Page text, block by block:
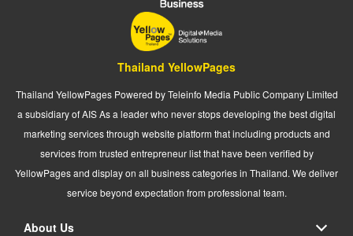
Thailand YellowPages
Thailand YellowPages Powered by Teleinfo Media Public Company Limited
a subsidiary of AIS As a leader who never stops developing the best digital
marketing services through website platform that including products and
services from trusted entrepreneur list that have been verified by
YellowPages and display on all business categories in Thailand. We deliver
service beyond expectation from professional team.
About Us